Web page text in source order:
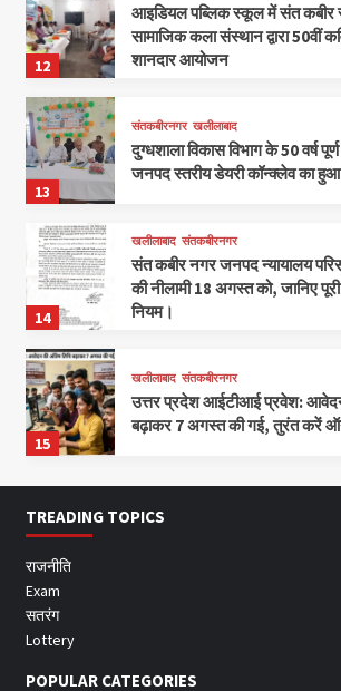
12
आइडियल पब्लिक स्कूल में संत कबीर
सामाजिक कला संस्थान द्वारा 50वीं
शानदार आयोजन
13
संतकबीरनगर खलीलाबाद
दुग्धशाला विकास विभाग के 50 वर्ष
जनपद स्तरीय डेयरी कॉन्क्लेव का
14
खलीलाबाद संतकबीरनगर
संत कबीर नगर जनपद न्यायालय
की नीलामी 18 अगस्त को, जानिए
नियम।
15
खलीलाबाद संतकबीरनगर
उत्तर प्रदेश आईटीआई प्रवेश:
बढ़ाकर 7 अगस्त की गई, तुरंत करें
TREADING TOPICS
राजनीति
Exam
सतरंग
Lottery
POPULAR CATEGORIES